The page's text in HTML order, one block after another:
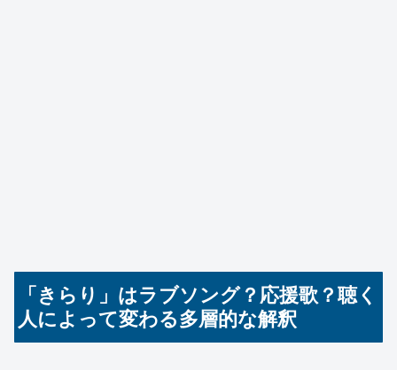
「きらり」はラブソング？応援歌？聴く
人によって変わる多層的な解釈